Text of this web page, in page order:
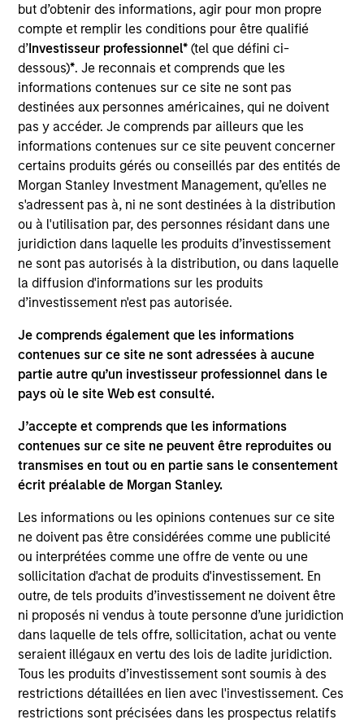
but d’obtenir des informations, agir pour mon propre
compte et remplir les conditions pour être qualifié
d’Investisseur professionnel*(tel que défini ci-
dessous)*. Je reconnais et comprends que les
informations contenues sur ce site ne sont pas
destinées aux personnes américaines, qui ne doivent
pas y accéder. Je comprends par ailleurs que les
informations contenues sur ce site peuvent concerner
certains produits gérés ou conseillés par des entités de
Morgan Stanley Investment Management, qu’elles ne
s'adressent pas à, ni ne sont destinées à la distribution
ou à l'utilisation par, des personnes résidant dans une
juridiction dans laquelle les produits d’investissement
ne sont pas autorisés à la distribution, ou dans laquelle
la diffusion d'informations sur les produits
d’investissement n'est pas autorisée.
Je comprends également que les informations
contenues sur ce site ne sont adressées à aucune
partie autre qu’un investisseur professionnel dans le
pays où le site Web est consulté.
J’accepte et comprends que les informations
contenues sur ce site ne peuvent être reproduites ou
transmises en tout ou en partie sans le consentement
écrit préalable de Morgan Stanley.
Les informations ou les opinions contenues sur ce site
ne doivent pas être considérées comme une publicité
ou interprétées comme une offre de vente ou une
sollicitation d'achat de produits d'investissement. En
outre, de tels produits d’investissement ne doivent être
ni proposés ni vendus à toute personne d’une juridiction
dans laquelle de tels offre, sollicitation, achat ou vente
seraient illégaux en vertu des lois de ladite juridiction.
Tous les produits d’investissement sont soumis à des
restrictions détaillées en lien avec l'investissement. Ces
restrictions sont précisées dans les prospectus relatifs
Aaron is a vice president of Morgan Stanley and an
analyst on the Eaton Vance U.S. Small/Mid Cap
team. He is responsible for coverage of the energy
sector. He began his career in the investment
management industry with Eaton Vance in 2016.
Morgan Stanley acquired Eaton Vance in March
2021. Aaron earned a B.A. from Cornell University’s
College Scholar Program.
Team Insights
ARTICLE
2026 Russell Reconstitution: A New
Lens on Growth, Value and Active
Management
The 2026 Russell Reconstitution highlights a
broader shift in today’s market: the traditional
lines between Growth and Value are becoming
less distinct. Learn what Eaton Vance
investment teams think that means for
portfolio construction, diversification and
where they see opportunities for active
investors.